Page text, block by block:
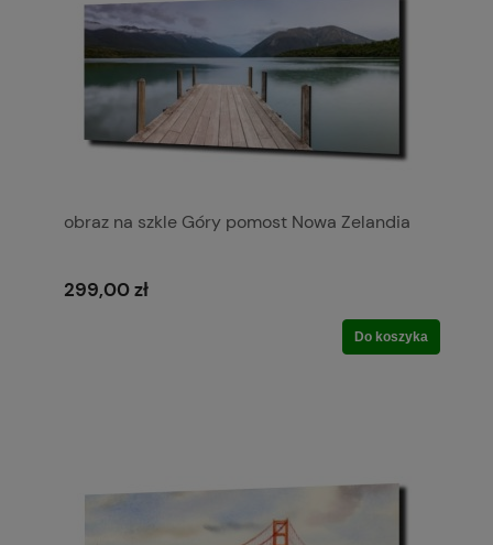
obraz na szkle Góry pomost Nowa Zelandia
299,00 zł
Do koszyka